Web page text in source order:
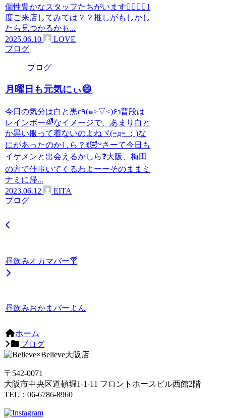
個性豊かなスタッフたちがいます🙋‍♀️🙋‍♂️1
度ご来店してみては？？推しがもしかし
たら見つかるかも...
2025.06.10
LOVE
ブログ
ブログ
月曜日も元気にぃ😄
今日の気分は白と黒ε٩(๑>▽<)۶з普段は
レインボー🌈なイメージで、あまり白と
か黒い服って着ないのよねヾ(=д= ；)な
にがあったのかしら？ꉂ🤣𐤔さーて今日も
イケメンと出会えるかしら❓大阪、梅田
の方で仕事いてくるわよーーそのままミ
ナミに帰...
2023.06.12
EITA
ブログ
昼飲みオカマバー🍸
昼飲みおかまバーよん
ホーム
ブログ
〒542-0071
大阪市中央区道頓堀1-1-11 フロントホースビル西館2階
TEL：06-6786-8960